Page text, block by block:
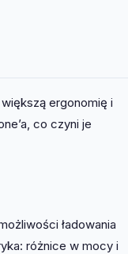
ergonomię i
co czyni je
ładowania
różnice w mocy i